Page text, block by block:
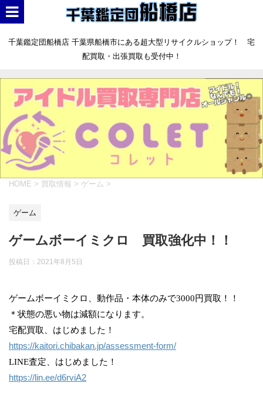
千葉鑑定団船橋店 千葉県船橋市にある超大型リサイクルショップ！ 宅
配買取・出張買取も受付中！
HOME > 買取情報 > ゲーム >
ゲーム
ゲームボーイミクロ 買取強化中！！
投稿日： 2021年8月5日
ゲームボーイミクロ、動作品・本体のみで3000円買取！！
＊状態の悪い物は減額になります。
宅配買取、はじめました！
https://kaitori.chibakan.jp/assessment-form/
LINE査定、はじめました！
https://lin.ee/d6rviA2